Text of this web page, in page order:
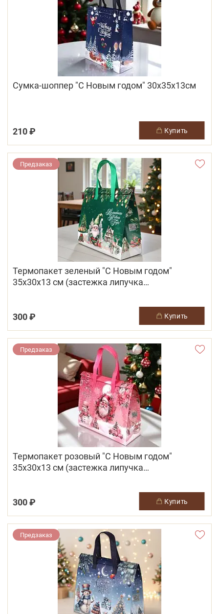
Сумка-шоппер "С Новым годом" 30х35х13см
210 ₽ купить
Предзаказ
Термопакет зеленый "С Новым годом"
35х30х13 см (застежка липучка
300 ₽
купить
Предзаказ
Термопакет розовый "С Новым годом"
35х30х13 см (застежка липучка
300 ₽
купить
Предзаказ